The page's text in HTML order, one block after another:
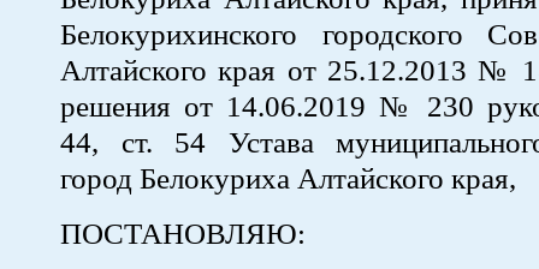
Белокурихинского городского
Алтайского края от 25.12.2013 №
решения от 14.06.2019 № 230
44, ст. 54 Устава
город Белокуриха Алтайского края,
ПОСТАНОВЛЯЮ: